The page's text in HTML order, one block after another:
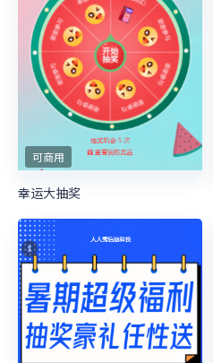
可商用
幸运大抽奖